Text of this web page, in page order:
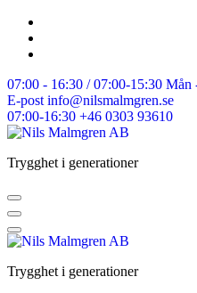
Skip
content
07:00 - 16:30 / 07:00-15:30 Mån
E-post info@nilsmalmgren.se
07:00-16:30 +46 0303 93610
Trygghet i generationer
Trygghet i generationer